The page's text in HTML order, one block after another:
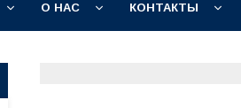
О НАС КОНТАКТЫ